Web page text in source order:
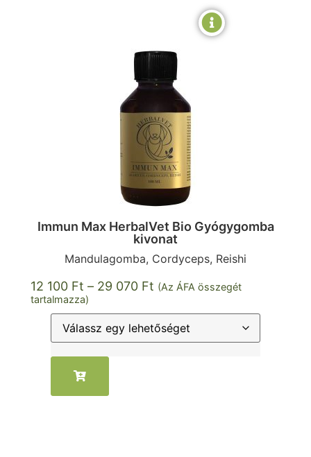
Immun Max HerbalVet Bio Gyógygomba
kivonat
Mandulagomba, Cordyceps, Reishi
12 100 Ft – 29 070 Ft (Az ÁFA összegét
tartalmazza)